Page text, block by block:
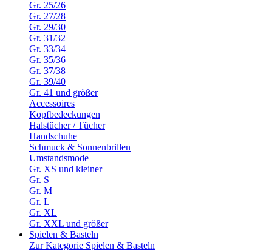
Gr. 25/26
Gr. 27/28
Gr. 29/30
Gr. 31/32
Gr. 33/34
Gr. 35/36
Gr. 37/38
Gr. 39/40
Gr. 41 und größer
Accessoires
Kopfbedeckungen
Halstücher / Tücher
Handschuhe
Schmuck & Sonnenbrillen
Umstandsmode
Gr. XS und kleiner
Gr. S
Gr. M
Gr. L
Gr. XL
Gr. XXL und größer
Spielen & Basteln
Zur Kategorie Spielen & Basteln